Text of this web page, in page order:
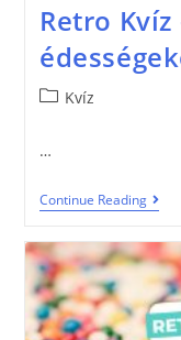
Retro
Kvíz
…
Continue Reading